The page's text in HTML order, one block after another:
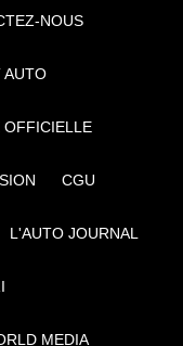
NOUS
AUTO
OFFICIELLE
CGU
L'AUTO JOURNAL
MEDIA